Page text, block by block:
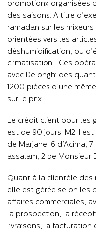
promotion» organisées
des saisons. A titre
ramadan sur les
orientées vers les
déshumidification, ou
climatisation… Ces
avec Delonghi des
1200 pièces d’une
sur le prix.
Le crédit client pour les
est de 90 jours. M2H est
de Marjane, 6 d’Acima,
assalam, 2 de Monsieur
Quant à la clientèle des
elle est gérée selon les
affaires commerciales,
la prospection, la
livraisons, la facturation